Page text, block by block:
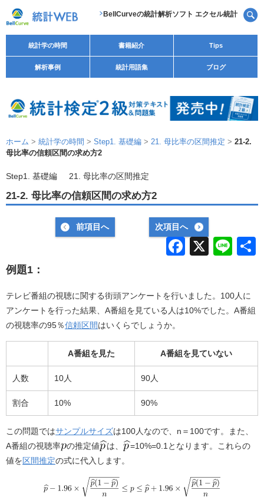
BellCurveの統計解析ソフト エクセル統計
統計学の時間 書籍紹介 Tips
解析事例 統計用語集 ブログ
ホーム > 統計学の時間 > Step1. 基礎編 > 21. 母比率の区間推定 > 21-2.
母比率の信頼区間の求め方2
Step1. 基礎編 21. 母比率の区間推定
21-2. 母比率の信頼区間の求め方2
前項目へ 次項目へ
F
e
o
o
X
Li
例題1：
テレビ番組の視聴に関する街頭アンケートを行いました。100人に
アンケートを行った結果、A番組を見ている人は10%でした。A番組
の視聴率の95％信頼区間はいくらでしょうか。
A番組を見た A番組を見ていない
人数 10人 90人
割合 10% 90%
この問題ではサンプルサイズは100人なので、n＝100です。また、
A番組の視聴率
の推定値 は、
=10%=0.1となります。これらの
値を区間推定の式に代入します。